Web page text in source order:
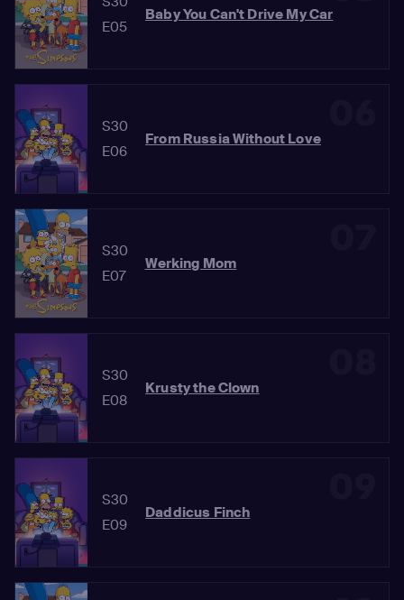
E05
Baby You Can't Drive My Car
S30
E06
From Russia Without Love
S30
E07
Werking Mom
S30
E08
Krusty the Clown
S30
E09
Daddicus Finch